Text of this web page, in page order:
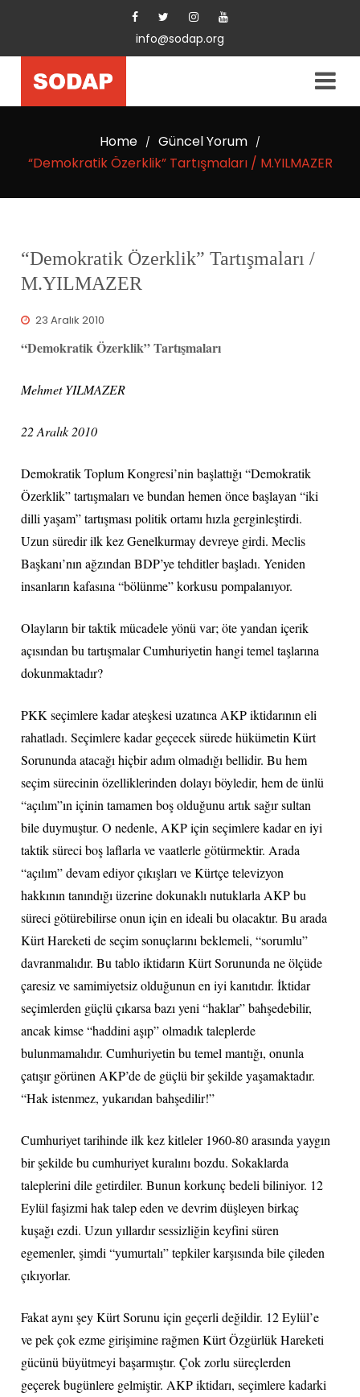
info@sodap.org
Home / Güncel Yorum /
“Demokratik Özerklik” Tartışmaları / M.YILMAZER
“Demokratik Özerklik” Tartışmaları /
M.YILMAZER
23 Aralık 2010
“Demokratik Özerklik” Tartışmaları
Mehmet YILMAZER
22 Aralık 2010
Demokratik Toplum Kongresi’nin başlattığı “Demokratik
Özerklik” tartışmaları ve bundan hemen önce başlayan “iki
dilli yaşam” tartışması politik ortamı hızla gerginleştirdi.
Uzun süredir ilk kez Genelkurmay devreye girdi. Meclis
Başkanı’nın ağzından BDP’ye tehditler başladı. Yeniden
insanların kafasına “bölünme” korkusu pompalanıyor.
Olayların bir taktik mücadele yönü var; öte yandan içerik
açısından bu tartışmalar Cumhuriyetin hangi temel taşlarına
dokunmaktadır?
PKK seçimlere kadar ateşkesi uzatınca AKP iktidarının eli
rahatladı. Seçimlere kadar geçecek sürede hükümetin Kürt
Sorununda atacağı hiçbir adım olmadığı bellidir. Bu hem
seçim sürecinin özelliklerinden dolayı böyledir, hem de ünlü
“açılım”ın içinin tamamen boş olduğunu artık sağır sultan
bile duymuştur. O nedenle, AKP için seçimlere kadar en iyi
taktik süreci boş laflarla ve vaatlerle götürmektir. Arada
“açılım” devam ediyor çıkışları ve Kürtçe televizyon
hakkının tanındığı üzerine dokunaklı nutuklarla AKP bu
süreci götürebilirse onun için en ideali bu olacaktır. Bu arada
Kürt Hareketi de seçim sonuçlarını beklemeli, “sorumlu”
davranmalıdır. Bu tablo iktidarın Kürt Sorununda ne ölçüde
çaresiz ve samimiyetsiz olduğunun en iyi kanıtıdır. İktidar
seçimlerden güçlü çıkarsa bazı yeni “haklar” bahşedebilir,
ancak kimse “haddini aşıp” olmadık taleplerde
bulunmamalıdır. Cumhuriyetin bu temel mantığı, onunla
çatışır görünen AKP’de de güçlü bir şekilde yaşamaktadır.
“Hak istenmez, yukarıdan bahşedilir!”
Cumhuriyet tarihinde ilk kez kitleler 1960-80 arasında yaygın
bir şekilde bu cumhuriyet kuralını bozdu. Sokaklarda
taleplerini dile getirdiler. Bunun korkunç bedeli biliniyor. 12
Eylül faşizmi hak talep eden ve devrim düşleyen birkaç
kuşağı ezdi. Uzun yıllardır sessizliğin keyfini süren
egemenler, şimdi “yumurtalı” tepkiler karşısında bile çileden
çıkıyorlar.
Fakat aynı şey Kürt Sorunu için geçerli değildir. 12 Eylül’e
ve pek çok ezme girişimine rağmen Kürt Özgürlük Hareketi
gücünü büyütmeyi başarmıştır. Çok zorlu süreçlerden
geçerek bugünlere gelmiştir. AKP iktidarı, seçimlere kadarki